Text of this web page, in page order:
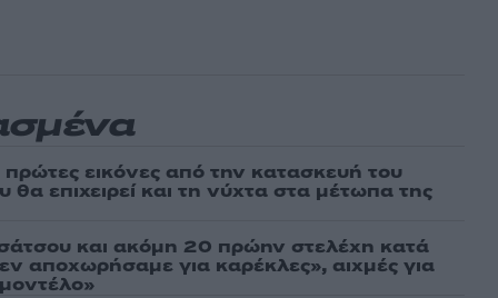
εικόνες από την κατασκευή του
επιχειρεί και τη νύχτα στα μέτωπα της
και ακόμη 20 πρώην στελέχη κατά
αποχωρήσαμε για καρέκλες», αιχμές για